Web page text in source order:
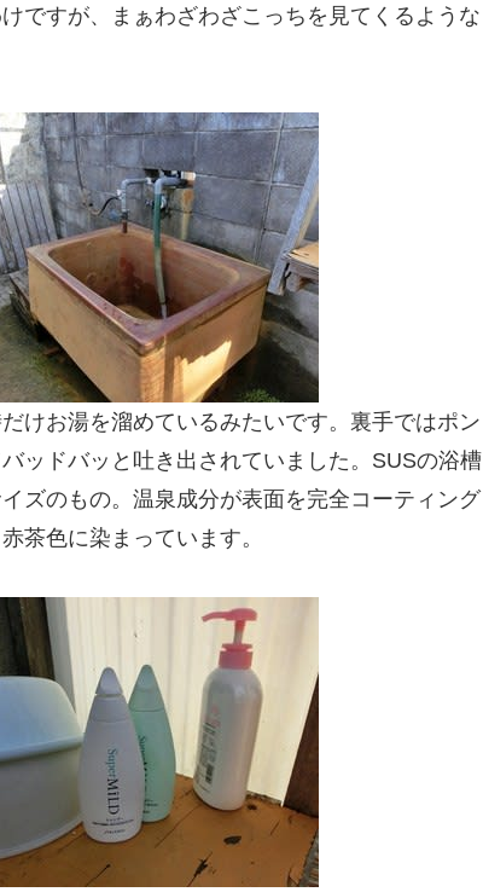
ですが、まぁわざわざこっちを見てくるような
けお湯を溜めているみたいです。裏手ではポン
ッドバッと吐き出されていました。SUSの浴槽
ズのもの。温泉成分が表面を完全コーティング
茶色に染まっています。